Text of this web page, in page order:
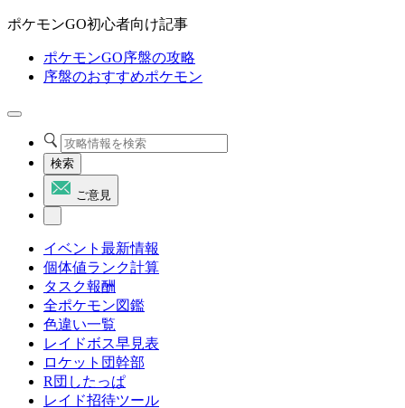
ポケモンGO初心者向け記事
ポケモンGO序盤の攻略
序盤のおすすめポケモン
検索
ご意見
イベント最新情報
個体値ランク計算
タスク報酬
全ポケモン図鑑
色違い一覧
レイドボス早見表
ロケット団幹部
R団したっぱ
レイド招待ツール